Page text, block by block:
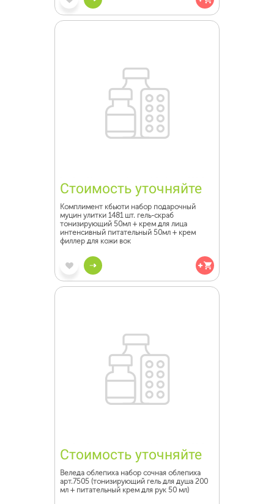
Стоимость уточняйте
Комплимент кбьюти набор подарочный
муцин улитки 1481 шт. гель-скраб
тонизирующий 50мл + крем для лица
интенсивный питательный 50мл + крем
филлер для кожи вок
Стоимость уточняйте
Веледа облепиха набор сочная облепиха
арт.7505 (тонизирующий гель для душа 200
мл + питательный крем для рук 50 мл)